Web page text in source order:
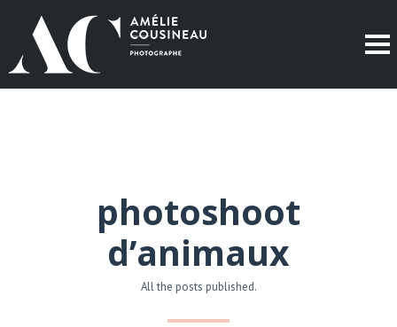
photoshoot
d’animaux
All the posts published.